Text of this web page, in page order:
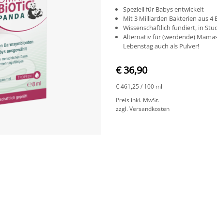
Speziell für Babys entwickelt
Mit 3 Milliarden Bakterien aus
Wissenschaftlich fundiert, in
Alternativ für (werdende)
Lebenstag auch als Pulver!
€ 36,90
€ 461,25 / 100 ml
Preis inkl. MwSt.
zzgl. Versandkosten